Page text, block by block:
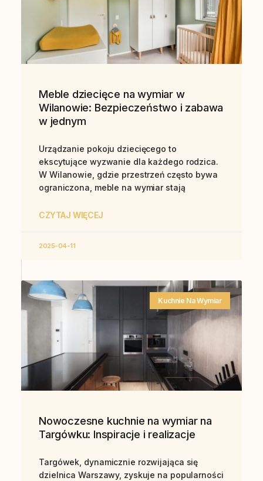
Meble dziecięce na wymiar w
Wilanowie: Bezpieczeństwo i zabawa
w jednym
Urządzanie pokoju dziecięcego to
ekscytujące wyzwanie dla każdego rodzica.
W Wilanowie, gdzie przestrzeń często bywa
ograniczona, meble na wymiar stają
CZYTAJ WIĘCEJ
2025-04-11
Kuchnie Na Wymiar
Nowoczesne kuchnie na wymiar na
Targówku: Inspiracje i realizacje
Targówek, dynamicznie rozwijająca się
dzielnica Warszawy, zyskuje na popularności